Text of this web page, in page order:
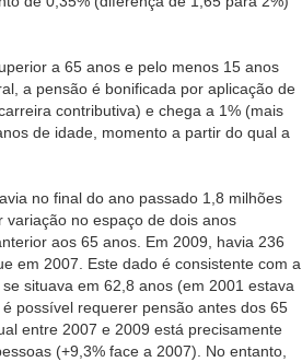
a 65 anos e pelo menos 15 anos
a pensão é bonificada por aplicação de
contributiva) e chega a 1% (mais
de idade, momento a partir do qual a
no final do ano passado 1,8 milhões
variação no espaço de dois anos
aos 65 anos. Em 2009, havia 236
em 2007. Este dado é consistente com a
situava em 62,8 anos (em 2001 estava
possível requerer pensão antes dos 65
entre 2007 e 2009 está precisamente
(+9,3% face a 2007). No entanto,